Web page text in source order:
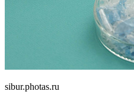
sibur.photas.ru